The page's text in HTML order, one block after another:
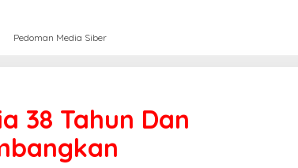
Pedoman Media Siber
38 Tahun Dan